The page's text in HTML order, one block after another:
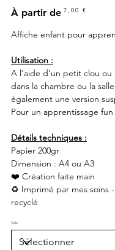
À partir de Prix
7,00 €
Affiche enfant pour
Utilisation :
A l'aide d'un petit clou ou
dans la chambre ou la
également une version
Pour un apprentissage
Détails techniques :
Papier 200gr
Dimension : A4 ou A3
❤️ Création faite main
♻️ Imprimé par mes soins
recyclé
Taille